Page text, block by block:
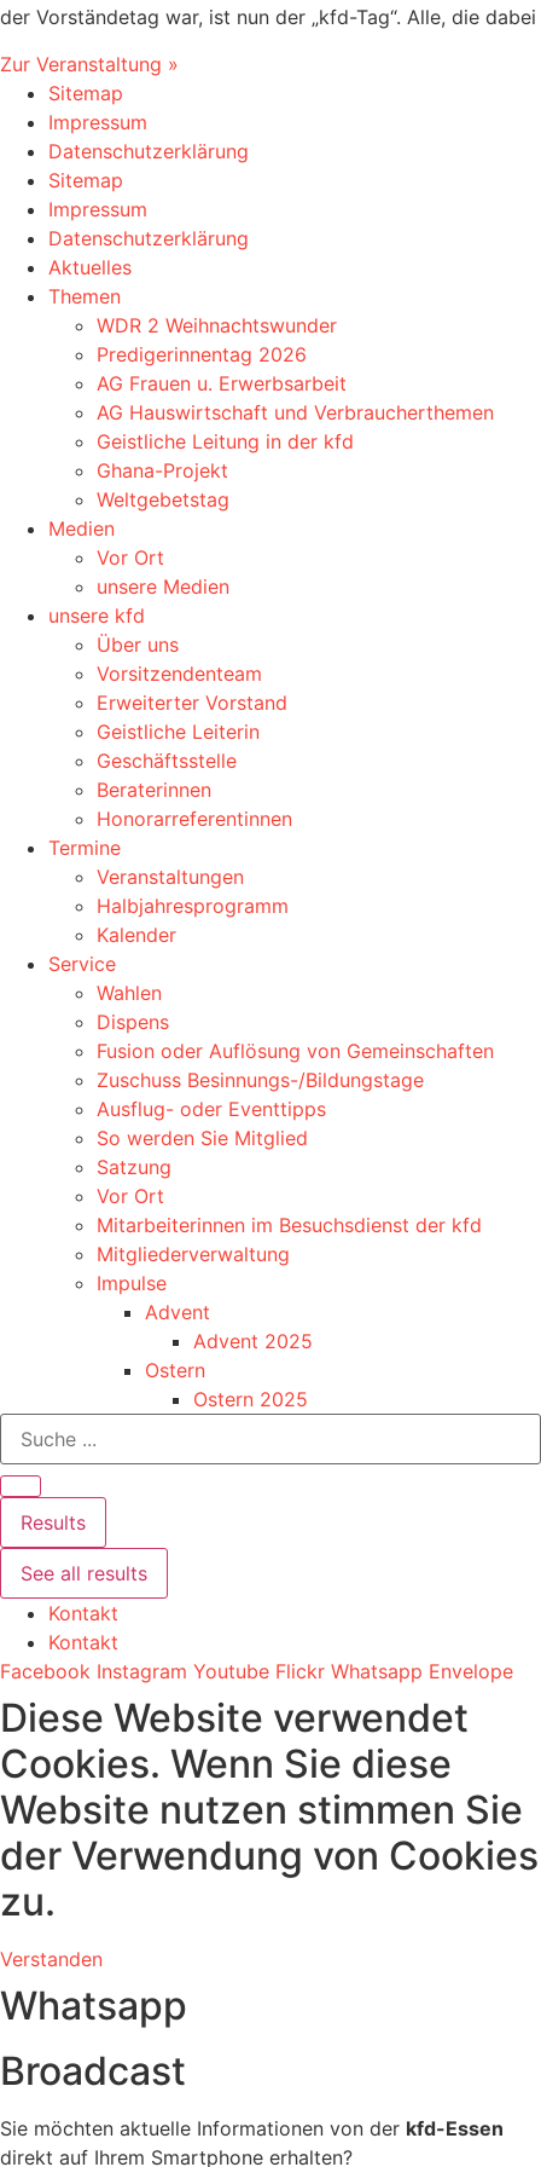
der Vorständetag war, ist nun der „kfd-Tag“. Alle, die dabei
Zur Veranstaltung »
Sitemap
Impressum
Datenschutzerklärung
Sitemap
Impressum
Datenschutzerklärung
Aktuelles
Themen
WDR 2 Weihnachtswunder
Predigerinnentag 2026
AG Frauen u. Erwerbsarbeit
AG Hauswirtschaft und Verbraucherthemen
Geistliche Leitung in der kfd
Ghana-Projekt
Weltgebetstag
Medien
Vor Ort
unsere Medien
unsere kfd
Über uns
Vorsitzendenteam
Erweiterter Vorstand
Geistliche Leiterin
Geschäftsstelle
Beraterinnen
Honorarreferentinnen
Termine
Veranstaltungen
Halbjahresprogramm
Kalender
Service
Wahlen
Dispens
Fusion oder Auflösung von Gemeinschaften
Zuschuss Besinnungs-/Bildungstage
Ausflug- oder Eventtipps
So werden Sie Mitglied
Satzung
Vor Ort
Mitarbeiterinnen im Besuchsdienst der kfd
Mitgliederverwaltung
Impulse
Advent
Advent 2025
Ostern
Ostern 2025
Search
Results
See all results
Kontakt
Kontakt
Facebook Instagram Youtube Flickr Whatsapp Envelope
Diese Website verwendet
Cookies. Wenn Sie diese
Website nutzen stimmen Sie
der Verwendung von Cookies
zu.
Verstanden
Whatsapp
Broadcast
Sie möchten aktuelle Informationen von der kfd-Essen
direkt auf Ihrem Smartphone erhalten?